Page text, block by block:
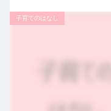
子育てのはなし